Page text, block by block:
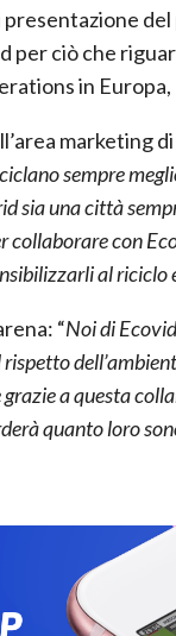
per ciò che
in
marketing
sempre
sia una città
collaborare con
al riciclo
“Noi di
a questa
quanto loro